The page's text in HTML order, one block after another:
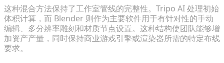
这种混合方法保持了工作室管线的完整性。Tripo AI 处理初始
体积计算，而 Blender 则作为主要软件用于有针对性的手动
编辑、多分辨率雕刻和材质节点设置。这种结构使团队能够增
加资产产量，同时保持商业游戏引擎或渲染器所需的特定布线
要求。